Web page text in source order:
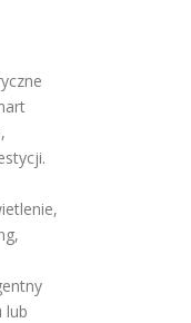
lub